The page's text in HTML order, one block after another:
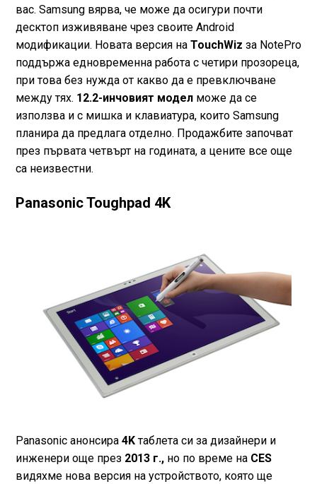
вас. Samsung вярва, че може да осигури почти
десктоп изживяване чрез своите Android
модификации. Новата версия на TouchWiz за NotePro
поддържа едновременна работа с четири прозореца,
при това без нужда от какво да е превключване
между тях. 12.2-инчовият моделможе да се
използва и с мишка и клавиатура, които Samsung
планира да предлага отделно. Продажбите започват
през първата четвърт на годината, а цените все още
са неизвестни.
Panasonic Toughpad 4K
Panasonic анонсира 4Kтаблета си за дизайнери и
инженери още през 2013 г., но по време на CES
видяхме нова версия на устройството, която ще